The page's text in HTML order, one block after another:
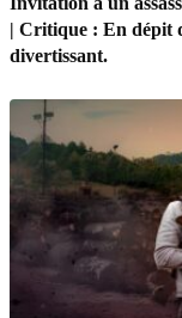
| Critique : En dépit
divertissant.